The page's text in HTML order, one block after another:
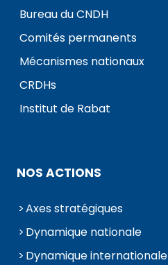
Bureau du CNDH
Comités permanents
Mécanismes nationaux
CRDHs
Institut de Rabat
NOS ACTIONS
Axes stratégiques
Dynamique nationale
Dynamique internationale